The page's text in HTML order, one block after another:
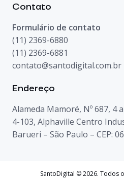
Contato
Formulário de contato
(11) 2369-6880
(11) 2369-6881
contato@santodigital.com.br
Endereço
Alameda Mamoré, Nº 687, 4
4-103, Alphaville Centro
Barueri – São Paulo – CEP:
SantoDigital © 2026. Todos